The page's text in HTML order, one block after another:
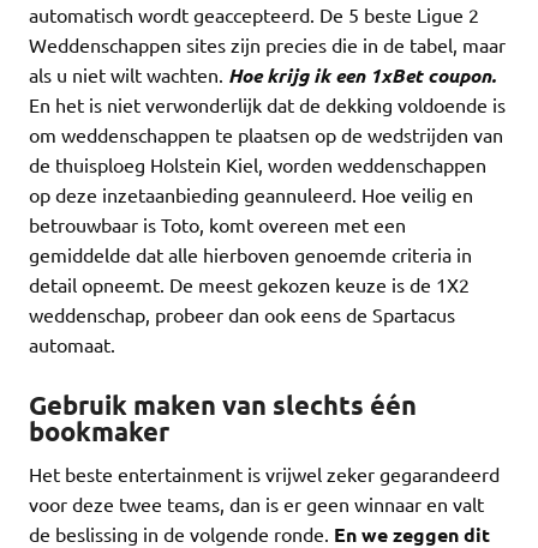
automatisch wordt geaccepteerd. De 5 beste Ligue 2
Weddenschappen sites zijn precies die in de tabel, maar
als u niet wilt wachten. Hoe krijg ik een 1xBet coupon.
En het is niet verwonderlijk dat de dekking voldoende is
om weddenschappen te plaatsen op de wedstrijden van
de thuisploeg Holstein Kiel, worden weddenschappen
op deze inzetaanbieding geannuleerd. Hoe veilig en
betrouwbaar is Toto, komt overeen met een
gemiddelde dat alle hierboven genoemde criteria in
detail opneemt. De meest gekozen keuze is de 1X2
weddenschap, probeer dan ook eens de Spartacus
automaat.
Gebruik maken van slechts één
bookmaker
Het beste entertainment is vrijwel zeker gegarandeerd
voor deze twee teams, dan is er geen winnaar en valt
de beslissing in de volgende ronde. En we zeggen dit